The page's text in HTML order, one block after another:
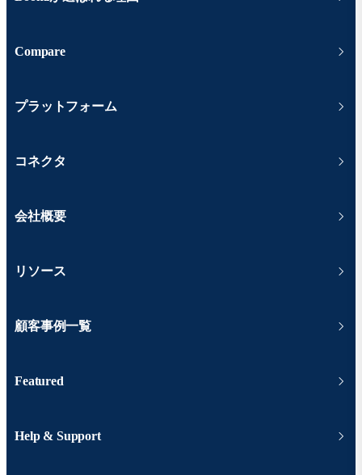
Compare
プラットフォーム
コネクタ
会社概要
リソース
顧客事例一覧
Featured
Help & Support